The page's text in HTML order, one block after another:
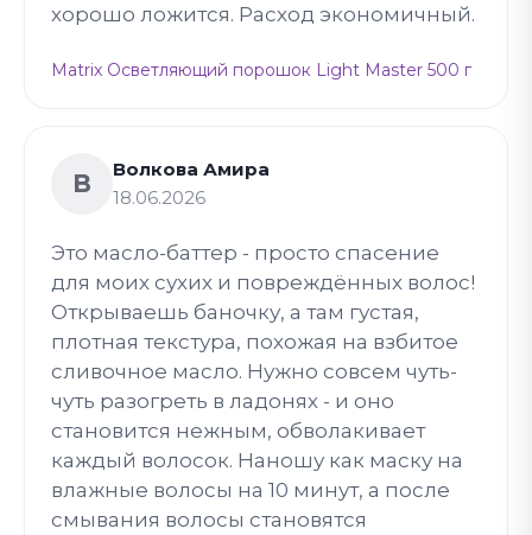
хорошо ложится. Расход экономичный.
Matrix Осветляющий порошок Light Master 500 г
В
Волкова Амира
18.06.2026
Это масло-баттер - просто спасение
для моих сухих и повреждённых волос!
Открываешь баночку, а там густая,
плотная текстура, похожая на взбитое
сливочное масло. Нужно совсем чуть-
чуть разогреть в ладонях - и оно
становится нежным, обволакивает
каждый волосок. Наношу как маску на
влажные волосы на 10 минут, а после
смывания волосы становятся